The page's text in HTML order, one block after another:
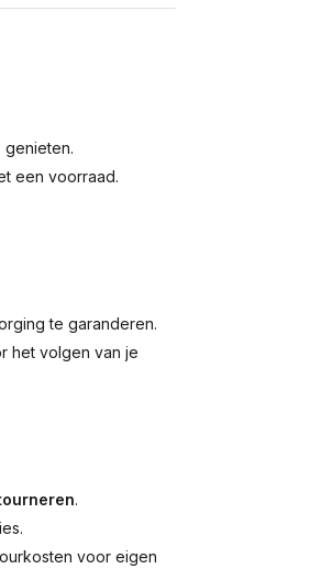
genieten.
een voorraad.
te garanderen.
het volgen van je
.
voor eigen